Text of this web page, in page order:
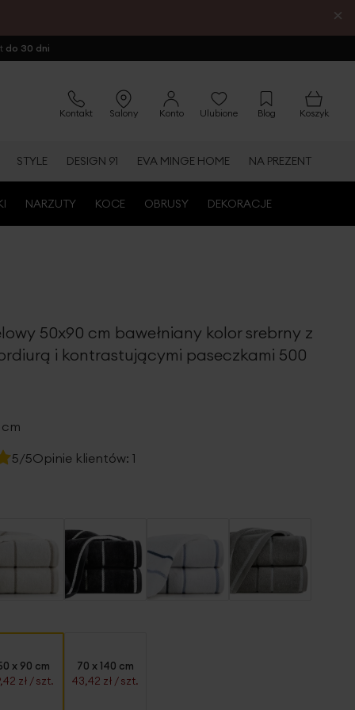
×
do 30 dni
Kontakt Salony Konto Ulubione Blog Koszyk
STYLE DESIGN 91 EVA MINGE HOME NA PREZENT
NARZUTY KOCE OBRUSY DEKORACJE
50x90 cm bawełniany kolor srebrny z
i kontrastującymi paseczkami 500
5/5Opinie klientów: 1
x 90 cm
zł / szt.
70 x 140 cm
43,42 zł / szt.